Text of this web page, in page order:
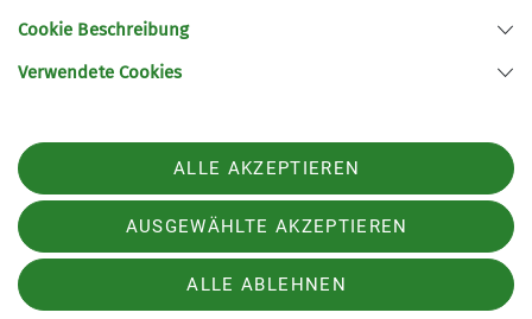
Unsere alljährliche Bergmesse auf der
Ostpreussenhütte ist am Samstag, 04. Juli 2026 ab
11 Uhr geplant. Wir freuen uns über zahlreiche
Sektion
Cookie Beschreibung
Verwendete Cookies
ALLE AKZEPTIEREN
AUSGEWÄHLTE AKZEPTIEREN
ALLE ABLEHNEN